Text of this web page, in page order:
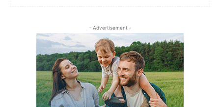
- Advertisement -